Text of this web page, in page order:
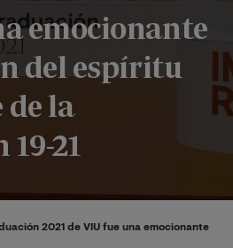
emocionante
del espíritu
la
21
2021 de VIU fue una emocionante